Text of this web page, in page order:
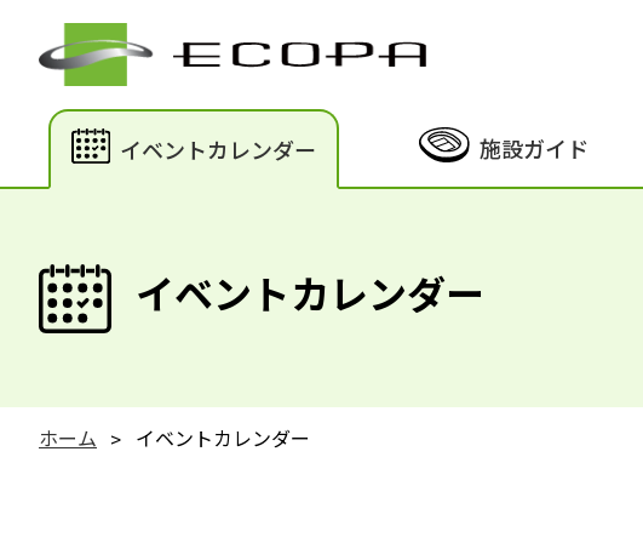
イベントカレンダー 施設ガイド
イベントカレンダー
ホーム イベントカレンダー